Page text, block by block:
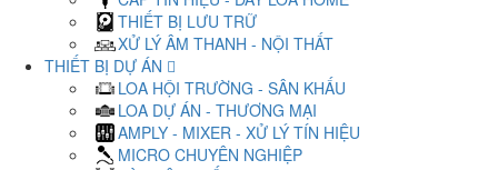
THIẾT BỊ LƯU TRỮ
XỬ LÝ ÂM THANH - NỘI THẤT
THIẾT BỊ DỰ ÁN
LOA HỘI TRƯỜNG - SÂN KHẤU
LOA DỰ ÁN - THƯƠNG MẠI
AMPLY - MIXER - XỬ LÝ TÍN HIỆU
MICRO CHUYÊN NGHIỆP